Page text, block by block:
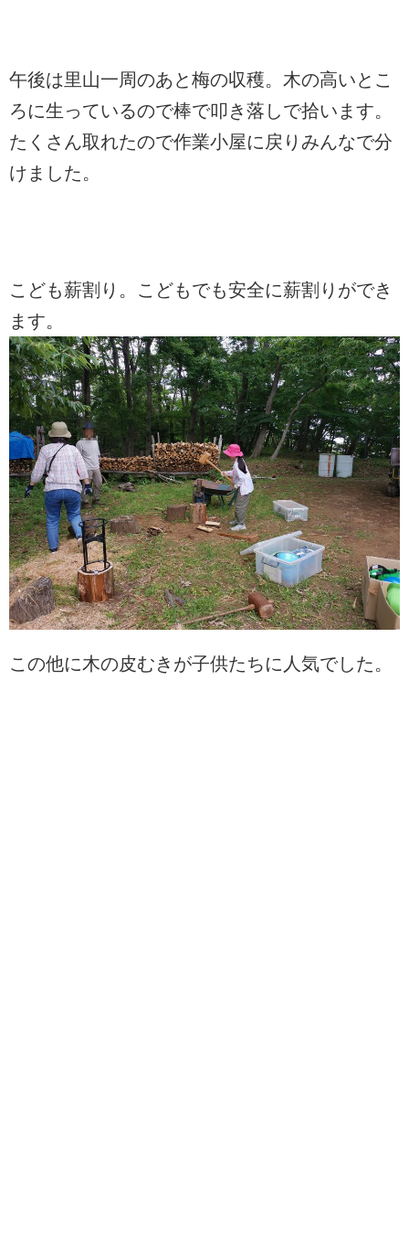
午後は里山一周のあと梅の収穫。木の高いとこ
ろに生っているので棒で叩き落しで拾います。
たくさん取れたので作業小屋に戻りみんなで分
けました。
こども薪割り。こどもでも安全に薪割りができ
ます。
この他に木の皮むきが子供たちに人気でした。